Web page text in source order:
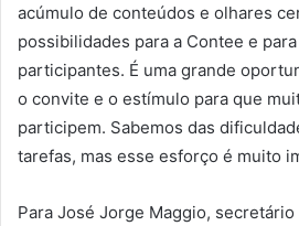
acúmulo de conteúdos e olhares
possibilidades para a Contee e
participantes. É uma grande
o convite e o estímulo para que
participem. Sabemos das
tarefas, mas esse esforço é muito
Para José Jorge Maggio,